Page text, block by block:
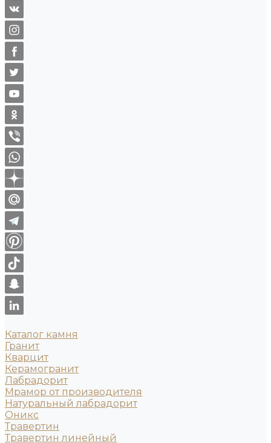
Каталог камня
Гранит
Кварцит
Керамогранит
Лабрадорит
Мрамор от производителя
Натуральный лабрадорит
Оникс
Травертин
Травертин линейный